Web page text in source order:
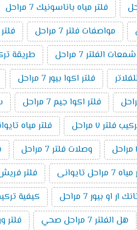
فلتر مياه باناسونيك 7 مراحل
مواصفات فلتر 7 مراحل
فلتر 7 مراحل اكوا جيت
الفلتر 7 مراحل
طريقة
فلتر اكوا بيور 7 مراحل
فلتر اكوا جيم 7 مراحل
فلتر ٧ مراحل فلتر مياه
وصلات فلتر 7 مراحل
تايوانى فلتر فريش 7
ار او بيور 7 مراحل
كيفية تركيب
هل الفلتر 7 مراحل صحي
فلتر